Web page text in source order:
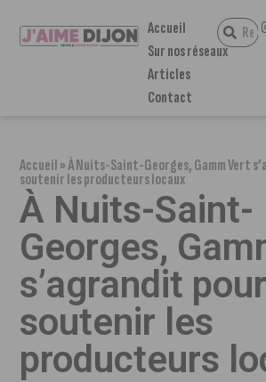
Accueil
Sur nos réseaux
Articles
Contact
Accueil»À Nuits-Saint-Georges, Gamm Vert
soutenir les producteurs locaux
À Nuits-Saint-
Georges,
s’agrandit pour
soutenir les
producteurs